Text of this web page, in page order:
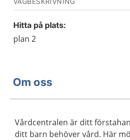
Hitta på plats:
plan 2
Om oss
Vårdcentralen är ditt
ditt barn behöver vård. Här